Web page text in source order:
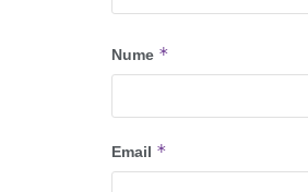
Nume *
Email *